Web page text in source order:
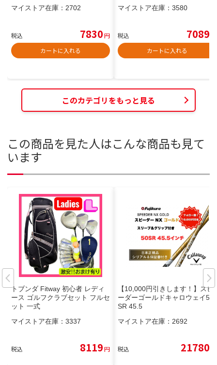
マイストア在庫： 2702
税込 7830円
カートに入れる
マイストア在庫： 3580
税込 7089
カートに入れる
このカテゴリをもっと見る
この商品を見た人はこんな商品も見て
います
トブンダ Fitway 初心者 レディ
ース ゴルフクラブセット フルセ
ット 一式
マイストア在庫： 3337
税込 8119円
【10,000円引きします！】スピ
ーダーゴールドキャロウェイ50
SR 45.5
マイストア在庫： 2692
税込 21780